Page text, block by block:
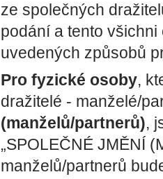
ze společných
podání a tento
uvedených způsobů
Pro fyzické osoby,
dražitelé - manželé/
(manželů/partnerů),
„SPOLEČNÉ JMĚNÍ
manželů/partnerů